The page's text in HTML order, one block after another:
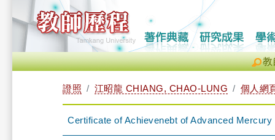
教
證照 江昭龍 CHIANG, CHAO-LUNG 個人網
Certificate of Achievenebt of Advanced